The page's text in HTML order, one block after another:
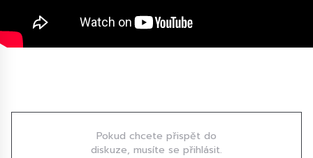
Pokud chcete přispět do
diskuze, musíte se přihlásit.